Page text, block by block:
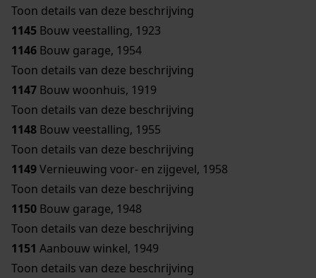
Toon details van deze beschrijving
1145 Bouw veestalling, 1923
1146 Bouw garage, 1954
Toon details van deze beschrijving
1147 Bouw woonhuis, 1919
Toon details van deze beschrijving
1148 Bouw veestalling, 1955
Toon details van deze beschrijving
1149Vernieuwing voor- en zijgevel, 1958
Toon details van deze beschrijving
1150 Bouw garage, 1948
Toon details van deze beschrijving
1151 Aanbouw winkel, 1949
Toon details van deze beschrijving